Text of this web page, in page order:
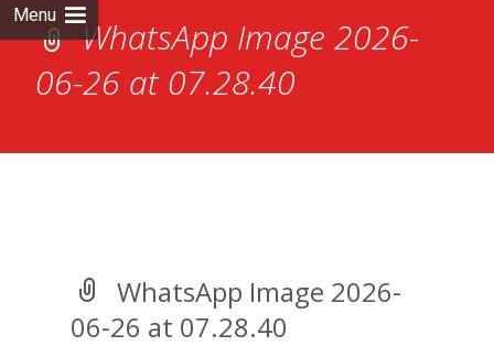
Menu
WhatsApp Image 2026-
06-26 at 07.28.40
WhatsApp Image 2026-
06-26 at 07.28.40